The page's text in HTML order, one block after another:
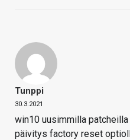
Tunppi
30.3.2021
win10 uusimmilla
päivitys factory reset